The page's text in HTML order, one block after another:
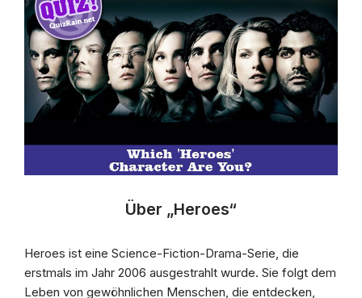
Über „Heroes“
Heroes ist eine Science-Fiction-Drama-Serie, die
erstmals im Jahr 2006 ausgestrahlt wurde. Sie folgt dem
Leben von gewöhnlichen Menschen, die entdecken,